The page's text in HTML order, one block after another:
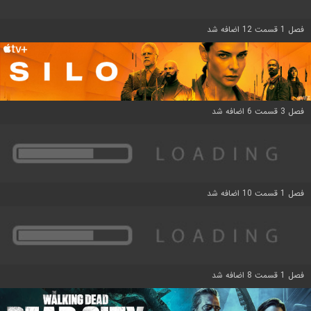
فصل 1 قسمت 12 اضافه شد
فصل 3 قسمت 6 اضافه شد
فصل 1 قسمت 10 اضافه شد
فصل 1 قسمت 8 اضافه شد